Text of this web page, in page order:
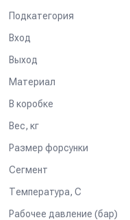
Подкатегория
Вход
Выход
Материал
В коробке
Вес, кг
Размер форсунки
Сегмент
Температура, C
Рабочее давление (бар)